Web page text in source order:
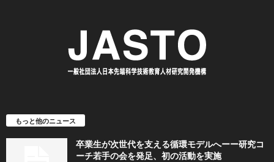
もっと他のニュース
卒業生が次世代を支える循環モデルへーー研究コ
ーチ若手の会を発足、初の活動を実施